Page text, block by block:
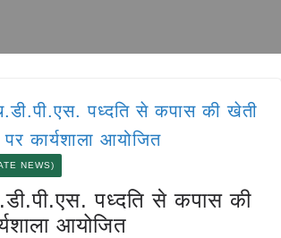
NEWS)
पध्दति से कपास की
आयोजित